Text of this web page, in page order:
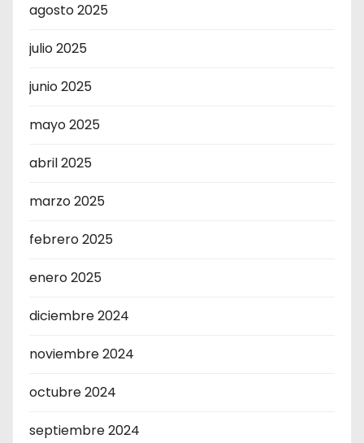
agosto 2025
julio 2025
junio 2025
mayo 2025
abril 2025
marzo 2025
febrero 2025
enero 2025
diciembre 2024
noviembre 2024
octubre 2024
septiembre 2024